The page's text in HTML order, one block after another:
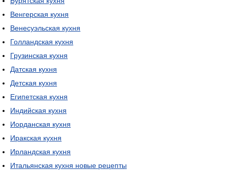
Венгерская кухня
Венесуэльская кухня
Голландская кухня
Грузинская кухня
Датская кухня
Детская кухня
Египетская кухня
Индийская кухня
Иорданская кухня
Иракская кухня
Ирландская кухня
Итальянская кухня новые рецепты